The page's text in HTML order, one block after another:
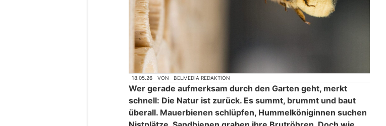
18.05.26 VON BELMEDIA REDAKTION
Wer gerade aufmerksam durch den Garten geht, merkt
schnell: Die Natur ist zurück. Es summt, brummt und baut
überall. Mauerbienen schlüpfen, Hummelköniginnen suchen